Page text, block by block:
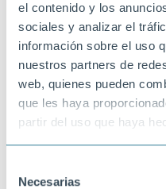
el contenido y los
sociales y analizar el
información sobre el uso
nuestros partners de
web, quienes pueden
que les haya
partir del uso que haya
Necesarias